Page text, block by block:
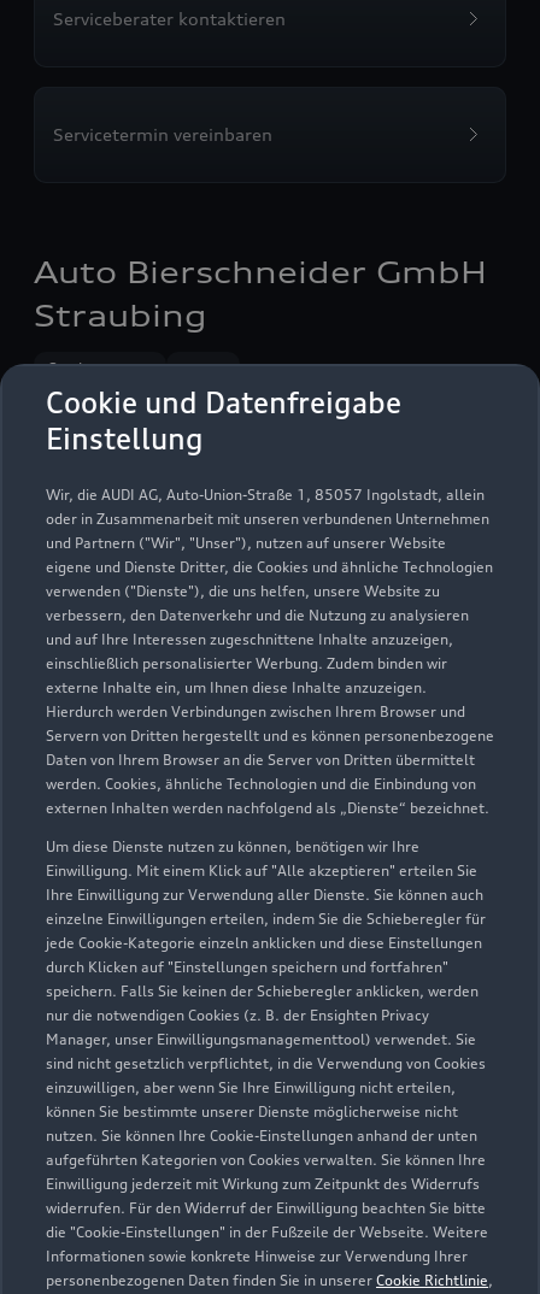
Cookie und Datenfreigabe
Einstellung
Wir, die AUDI AG, Auto-Union-Straße 1, 85057 Ingolstadt, allein
oder in Zusammenarbeit mit unseren verbundenen Unternehmen
und Partnern ("Wir", "Unser"), nutzen auf unserer Website
eigene und Dienste Dritter, die Cookies und ähnliche Technologien
verwenden ("Dienste"), die uns helfen, unsere Website zu
verbessern, den Datenverkehr und die Nutzung zu analysieren
und auf Ihre Interessen zugeschnittene Inhalte anzuzeigen,
einschließlich personalisierter Werbung. Zudem binden wir
externe Inhalte ein, um Ihnen diese Inhalte anzuzeigen.
Hierdurch werden Verbindungen zwischen Ihrem Browser und
Servern von Dritten hergestellt und es können personenbezogene
Daten von Ihrem Browser an die Server von Dritten übermittelt
werden. Cookies, ähnliche Technologien und die Einbindung von
externen Inhalten werden nachfolgend als „Dienste“ bezeichnet.
Um diese Dienste nutzen zu können, benötigen wir Ihre
Einwilligung. Mit einem Klick auf "Alle akzeptieren" erteilen Sie
Ihre Einwilligung zur Verwendung aller Dienste. Sie können auch
einzelne Einwilligungen erteilen, indem Sie die Schieberegler für
jede Cookie-Kategorie einzeln anklicken und diese Einstellungen
durch Klicken auf "Einstellungen speichern und fortfahren"
speichern. Falls Sie keinen der Schieberegler anklicken, werden
nur die notwendigen Cookies (z. B. der Ensighten Privacy
Manager, unser Einwilligungsmanagementtool) verwendet. Sie
sind nicht gesetzlich verpflichtet, in die Verwendung von Cookies
einzuwilligen, aber wenn Sie Ihre Einwilligung nicht erteilen,
können Sie bestimmte unserer Dienste möglicherweise nicht
nutzen. Sie können Ihre Cookie-Einstellungen anhand der unten
aufgeführten Kategorien von Cookies verwalten. Sie können Ihre
Einwilligung jederzeit mit Wirkung zum Zeitpunkt des Widerrufs
widerrufen. Für den Widerruf der Einwilligung beachten Sie bitte
die "Cookie-Einstellungen" in der Fußzeile der Webseite. Weitere
Informationen sowie konkrete Hinweise zur Verwendung Ihrer
personenbezogenen Daten finden Sie in unserer Cookie Richtlinie,
Serviceberater kontaktieren
Servicetermin vereinbaren
Auto Bierschneider GmbH
Straubing
Servicepartner e-tron
Chamer Straße 130
94315 Straubing
info.straubing@bierschneider.de
Kontaktdaten herunterladen
Öffnungszeiten
Service
Geschlossen,öffnet amMontag 07:00
Montag - Freitag 07:00 - 18:00